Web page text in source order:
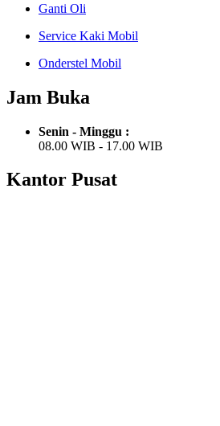
Ganti Oli
Service Kaki Mobil
Onderstel Mobil
Jam Buka
Senin - Minggu :
08.00 WIB - 17.00 WIB
Kantor Pusat